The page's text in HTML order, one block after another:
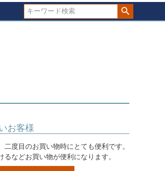
お客様
度目のお買い物時にとても便利です。
などお買い物が便利になります。